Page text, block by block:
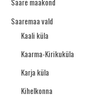
Saare maakond
Saaremaa vald
Kaali küla
Kaarma-Kirikuküla
Karja küla
Kihelkonna